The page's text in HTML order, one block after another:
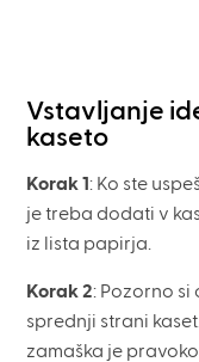
Vstavljanje
kaseto
Korak 1 : Ko ste
je treba dodati v
iz lista papirja.
Korak 2: Pozorno si
sprednji strani
zamaška je